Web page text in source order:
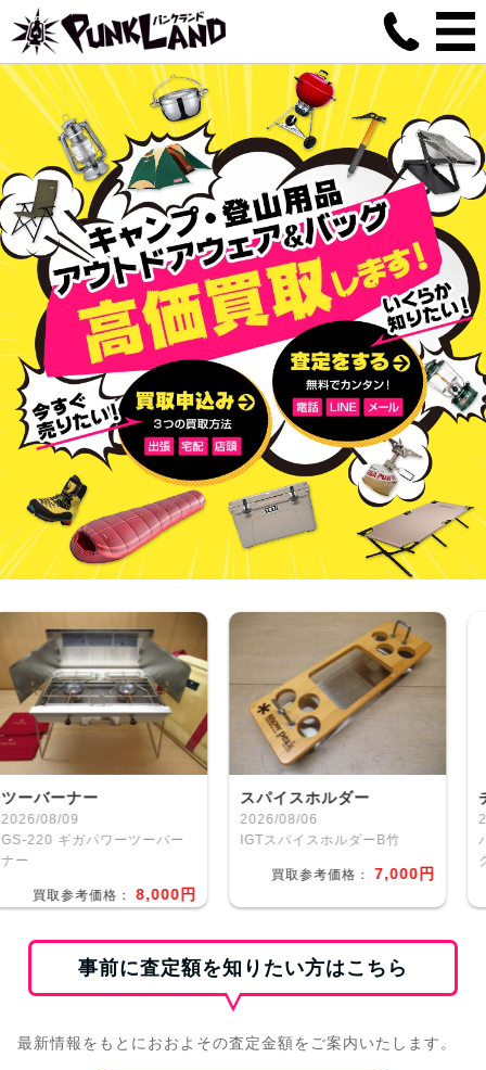
ーナー
09
ギガパワーツーバー
参考価格：8,000円
スパイスホルダー
2026/08/06
IGTスパイスホルダーB竹
買取参考価格：7,000円
チェア
2026/
パンジ
グリー
事前に査定額を知りたい方はこちら
最新情報をもとにおおよその査定金額をご案内いたします。